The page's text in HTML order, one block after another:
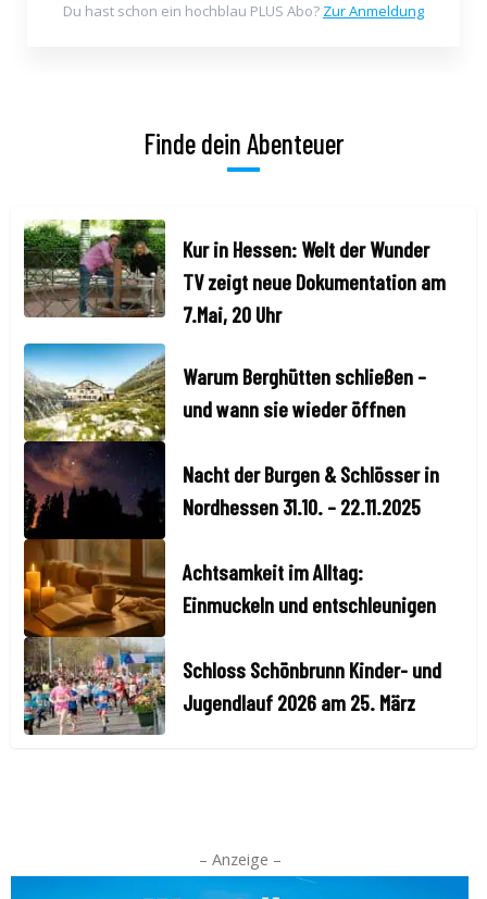
Du hast schon ein hochblau PLUS Abo? Zur Anmeldung
Finde dein Abenteuer
Kur in Hessen: Welt der Wunder
TV zeigt neue Dokumentation am
7.Mai, 20 Uhr
Warum Berghütten schließen –
und wann sie wieder öffnen
Nacht der Burgen & Schlösser in
Nordhessen 31.10. – 22.11.2025
Achtsamkeit im Alltag:
Einmuckeln und entschleunigen
Schloss Schönbrunn Kinder- und
Jugendlauf 2026 am 25. März
– Anzeige –